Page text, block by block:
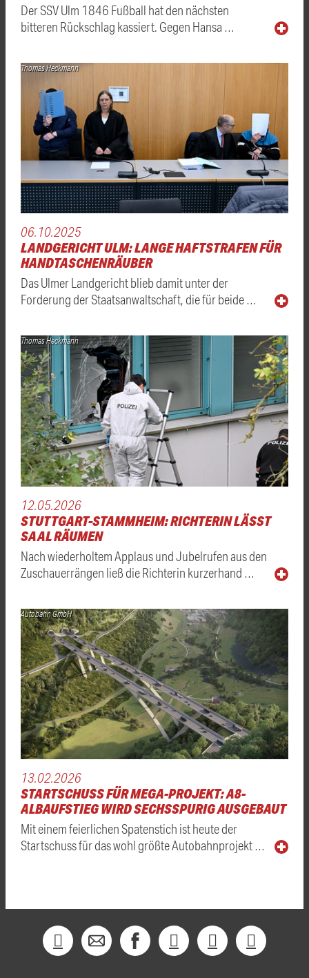
Der SSV Ulm 1846 Fußball hat den nächsten
bitteren Rückschlag kassiert. Gegen Hansa …
Thomas Heckmann
06.10.2025
LANDGERICHT ULM: LANGE HAFTSTRAFEN FÜR
HANDTASCHENRÄUBER
Das Ulmer Landgericht blieb damit unter der
Forderung der Staatsanwaltschaft, die für beide …
Thomas Heckmann
12.05.2026
STUTTGART-STAMMHEIM: RICHTERIN LÄSST
SAAL RÄUMEN
Nach wiederholtem Applaus und Jubelrufen aus den
Zuschauerrängen ließ die Richterin kurzerhand …
Autobahn GmbH
13.02.2026
STARTSCHUSS FÜR MEGA-PROJEKT: A8-
ALBAUFSTIEG WIRD SECHSSPURIG AUSGEBAUT
Mit einem feierlichen Spatenstich ist heute der
Startschuss für das wohl größte Autobahnprojekt …